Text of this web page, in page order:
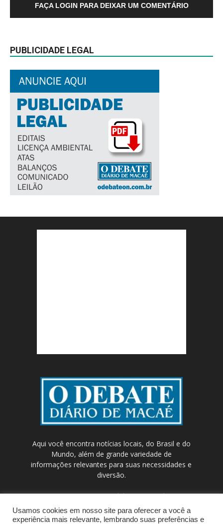
FAÇA LOGIN PARA DEIXAR UM COMENTÁRIO
PUBLICIDADE LEGAL
Aqui você encontra notícias locais, do Brasil e do
Mundo, além de grande variedade de
informações relevantes para suas necessidades e
diversão.
Contato:contato@odebateon.com.br /
comercia@odebateon.com.br
Usamos cookies em nosso site para oferecer a você a
experiência mais relevante, lembrando suas preferências e